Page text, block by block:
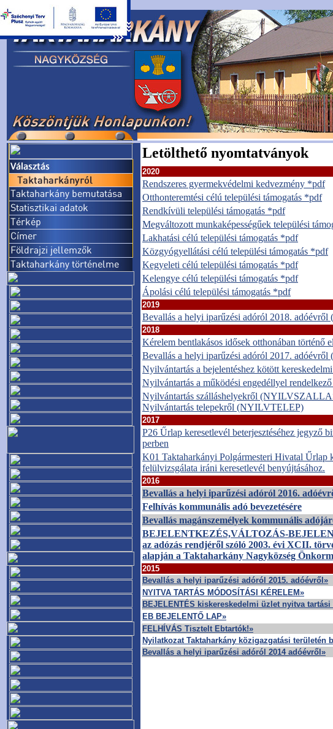
Letölthető nyomtatványok
2020
Rendszeres gyermekvédelmi kedvezmény *pdf
Otthonteremtési célú települési támogatás *pdf
Rendkívüli települési támogatás *pdf
Megváltozott munkaképességűek települési
Lakhatási célú települési támogatás *pdf
Közgyógyellátási célú települési támogatás *pdf
Kegyeleti célú települési támogatás *pdf
Kelengye célú települési támogatás *pdf
Ápolási célú települési támogatás *pdf
2019
Bevallás a helyi iparűzési adóról 2018. adóévről
2018
Kérelem bentlakásos idősek otthonában történő
Bevallás a helyi iparűzési adóról 2017. adóévről
Nyilvántartás a bejelentéshez kötött
Nyilvántartás a működési engedéllyel
Nyilvántartás szálláshelyekről
Nyilvántartás telepekről (NYILVTELEP)
2017
P26 Űrlap keresetlevél beterjesztéséhez jegyző
perben
K01 Taktaharkányi Polgármesteri Hivatal Űrlap
felülvizsgálata iráni keresetlevél benyújtásához.
2016
Bevallás a helyi iparűzési adóról 2016.
Felhívás kommunális adó bevezetésére
Bevallás magánszemélyek kommunális
BEJELENTKEZÉS,VÁLTOZÁS-
az adózás rendjéről szóló 2003. évi XCII.
alapján a Taktaharkány Nagyközség
2015
Bevallás a helyi iparűzési adóról 2015. adóévről»
NYITVA TARTÁS MÓDOSÍTÁSI KÉRELEM»
BEJELENTÉS kiskereskedelmi üzlet nyitva
EB BEJELENTŐ LAP»
FELHÍVÁS Tisztelt Ebtartók!»
Nyilatkozat Taktaharkány közigazgatási területén
Bevallás a helyi iparűzési adóról 2014 adóévről»